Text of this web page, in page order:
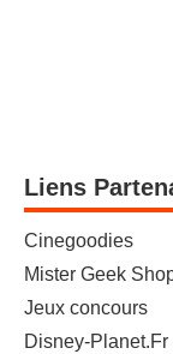
Liens
Cinegoodies
Mister Geek
Jeux concours
Disney-